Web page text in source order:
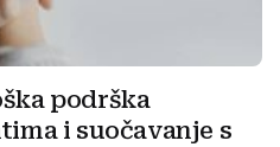
podrška
i suočavanje s